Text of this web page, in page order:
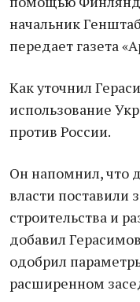
начальник
передает газета
Как уточнил
использование
против России.
Он напомнил, что
власти поставили
строительства и
добавил
одобрил
расширенном